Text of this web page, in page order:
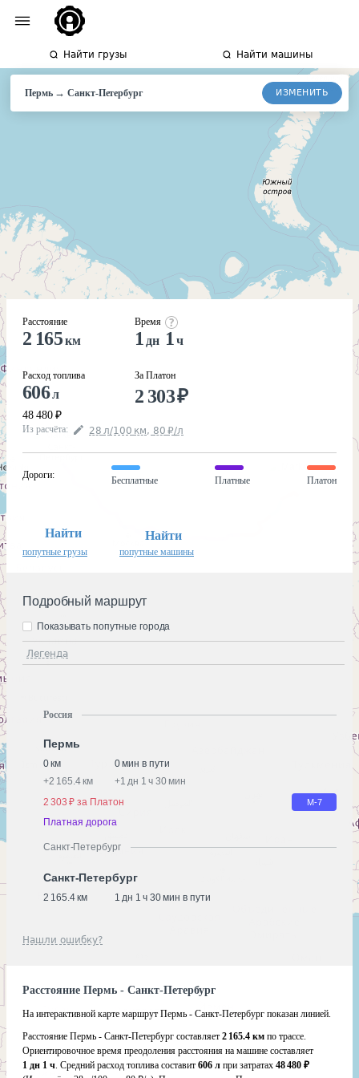
Найти грузы Найти машины
Пермь→Санкт-Петербург ИЗМЕНИТЬ
Расстояние
2 165км
Расход топлива
606л
48 480 ₽
Время
1 дн 1 ч
За Платон
2 303₽
Из расчёта: 28 л/100 км, 80 ₽/л
Дороги:
Бесплатные Платные Платон
Найти
попутные грузы
Найти
попутные машины
Подробный маршрут
Легенда
Показывать попутные города
Россия
Пермь
0 км
0 мин в пути
+2 165.4 км +1 дн 1 ч 30 мин
2 303 ₽ за Платон
М-7
Платная дорога
Санкт-Петербург
Санкт-Петербург
2 165.4 км 1 дн 1 ч 30 мин в пути
Нашли ошибку?
Расстояние Пермь - Санкт-Петербург
На интерактивной карте маршрут Пермь - Санкт-Петербург показан линией.
Расстояние Пермь - Санкт-Петербург составляет 2 165.4 км по трассе.
Ориентировочное время преодоления расстояния на машине составляет
1 дн 1 ч. Средний расход топлива составит 606 л при затратах 48 480 ₽